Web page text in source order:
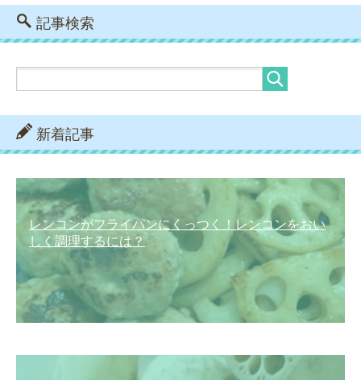
記事検索
新着記事
レンコンがフライパンにくっつく！レンコンをおい
しく調理するには？